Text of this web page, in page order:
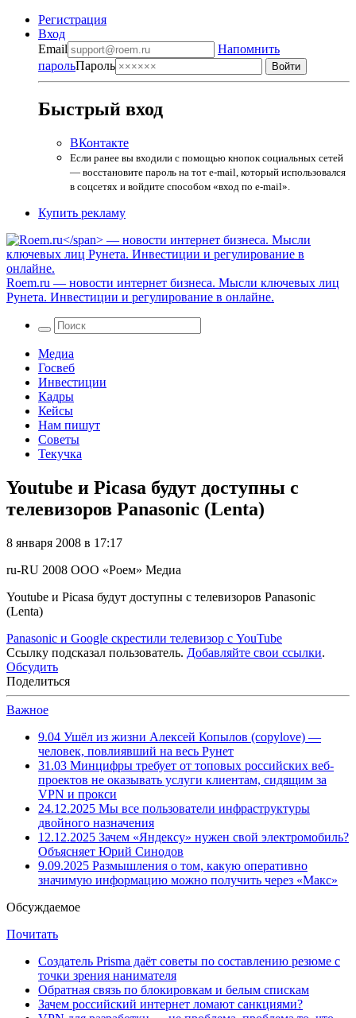
Регистрация
Вход
Email
Напомнить
парольПароль
Быстрый вход
ВКонтакте
Если ранее вы входили с помощью кнопок социальных сетей
— восстановите пароль на тот e-mail, который использовался
в соцсетях и войдите способом «вход по e-mail».
Купить рекламу
Roem.ru — новости интернет бизнеса. Мысли ключевых лиц
Рунета. Инвестиции и регулирование в онлайне.
Медиа
Госвеб
Инвестиции
Кадры
Кейсы
Нам пишут
Советы
Текучка
Youtube и Picasa будут доступны с
телевизоров Panasonic (Lenta)
8 января 2008 в 17:17
ru-RU 2008 ООО «Роем» Медиа
Youtube и Picasa будут доступны с телевизоров Panasonic
(Lenta)
Panasonic и Google скрестили телевизор с YouTube
Ссылку подсказал пользователь. Добавляйте свои ссылки.
Обсудить
Поделиться
Важное
9.04 Ушёл из жизни Алексей Копылов (copylove) —
человек, повлиявший на весь Рунет
31.03 Минцифры требует от топовых российских веб-
проектов не оказывать услуги клиентам, сидящим за
VPN и прокси
24.12.2025 Мы все пользователи инфраструктуры
двойного назначения
12.12.2025 Зачем «Яндексу» нужен свой электромобиль?
Объясняет Юрий Синодов
9.09.2025 Размышления о том, какую оперативно
значимую информацию можно получить через «Макс»
Обсуждаемое
Почитать
Создатель Prisma даёт советы по составлению резюме с
точки зрения нанимателя
Обратная связь по блокировкам и белым спискам
Зачем российский интернет ломают санкциями?